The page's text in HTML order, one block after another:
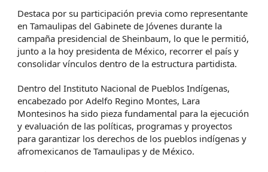
Destaca por su participación previa como representante
en Tamaulipas del Gabinete de Jóvenes durante la
campaña presidencial de Sheinbaum, lo que le permitió,
junto a la hoy presidenta de México, recorrer el país y
consolidar vínculos dentro de la estructura partidista.
Dentro del Instituto Nacional de Pueblos Indígenas,
encabezado por Adelfo Regino Montes, Lara
Montesinos ha sido pieza fundamental para la ejecución
y evaluación de las políticas, programas y proyectos
para garantizar los derechos de los pueblos indígenas y
afromexicanos de Tamaulipas y de México.